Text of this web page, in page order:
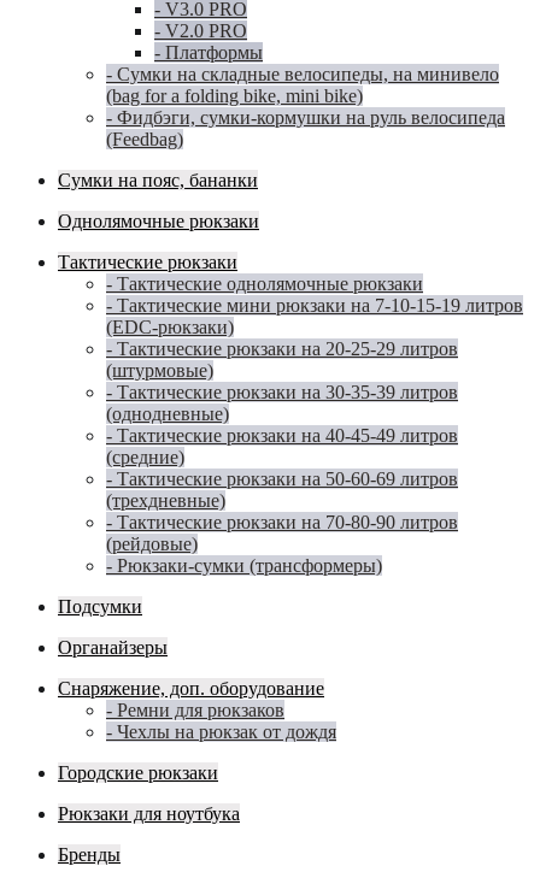
- V3.0 PRO
- V2.0 PRO
- Платформы
- Сумки на складные велосипеды, на минивело
(bag for a folding bike, mini bike)
- Фидбэги, сумки-кормушки на руль велосипеда
(Feedbag)
Сумки на пояс, бананки
Однолямочные рюкзаки
Тактические рюкзаки
- Тактические однолямочные рюкзаки
- Тактические мини рюкзаки на 7-10-15-19 литров
(EDC-рюкзаки)
- Тактические рюкзаки на 20-25-29 литров
(штурмовые)
- Тактические рюкзаки на 30-35-39 литров
(однодневные)
- Тактические рюкзаки на 40-45-49 литров
(средние)
- Тактические рюкзаки на 50-60-69 литров
(трехдневные)
- Тактические рюкзаки на 70-80-90 литров
(рейдовые)
- Рюкзаки-сумки (трансформеры)
Подсумки
Органайзеры
Снаряжение, доп. оборудование
- Ремни для рюкзаков
- Чехлы на рюкзак от дождя
Городские рюкзаки
Рюкзаки для ноутбука
Бренды